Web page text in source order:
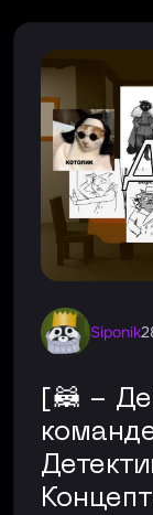
Siponik
[🦝 - День 2] 🍺/ О